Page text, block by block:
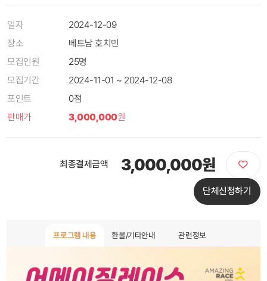
일자
2024-12-09
장소
베트남 호치민
모집인원
25명
모집기간
2024-11-01 ~ 2024-12-08
포인트
0점
판매가
3,000,000원
최종결제금액 3,000,000원
단체신청하기
프로그램 내용 환불/기타안내 관련정보